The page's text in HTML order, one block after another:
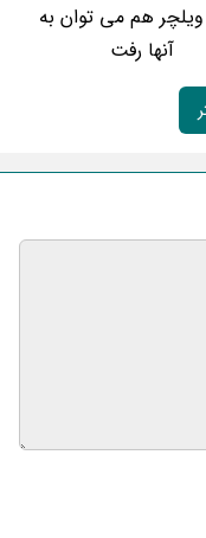
ویلچر هم می توان به
آنها رفت